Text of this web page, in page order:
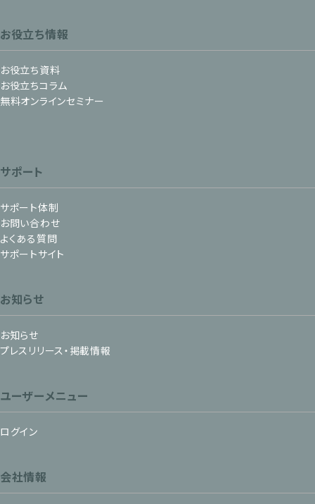
お役立ち情報
お役立ち資料
お役立ちコラム
無料オンラインセミナー
サポート
サポート体制
お問い合わせ
よくある質問
サポートサイト
お知らせ
お知らせ
プレスリリース・掲載情報
ユーザーメニュー
ログイン
会社情報